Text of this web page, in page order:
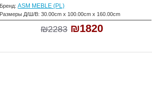
Бренд: ASM MEBLE (PL)
Размеры Д/Ш/В: 30.00cm x 100.00cm x 160.00cm
₪2283 ₪1820